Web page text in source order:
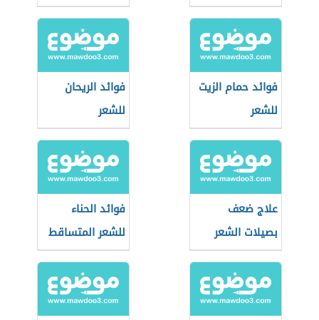
فوائد حمام الزيت
للشعر
فوائد الريحان
للشعر
علاج ضعف
بصيلات الشعر
فوائد الحناء
للشعر المتساقط